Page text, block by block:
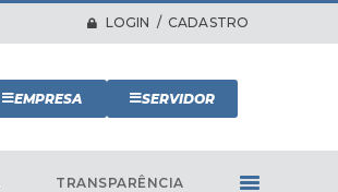
LOGIN / CADASTRO
EMPRESA SERVIDOR
TRANSPARÊNCIA